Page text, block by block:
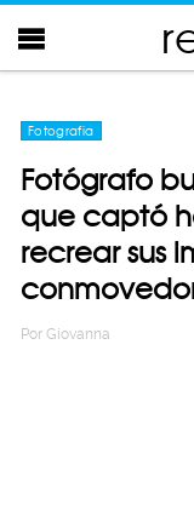
Fotografia
Fotógrafo
que captó
recrear sus
Por Giovanna